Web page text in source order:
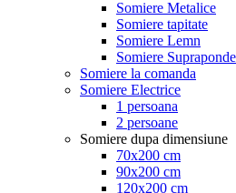
Somiere Metalice
Somiere tapitate
Somiere Lemn
Somiere
Somiere la comanda
Somiere Electrice
1 persoana
2 persoane
Somiere dupa dimensiune
70x200 cm
90x200 cm
120x200 cm